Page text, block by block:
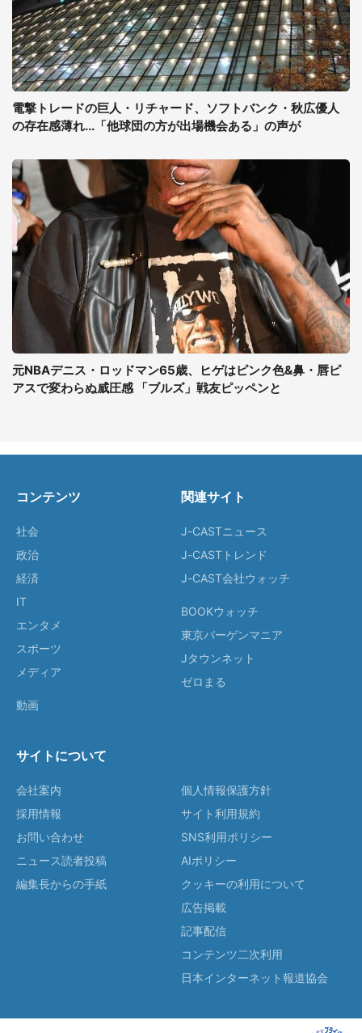
電撃トレードの巨人・リチャード、ソフトバンク・秋広優人
の存在感薄れ...「他球団の方が出場機会ある」の声が
元NBAデニス・ロッドマン65歳、ヒゲはピンク色&鼻・唇ピ
アスで変わらぬ威圧感 「ブルズ」戦友ピッペンと
コンテンツ
社会
政治
経済
IT
エンタメ
スポーツ
メディア
動画
関連サイト
J-CASTニュース
J-CASTトレンド
J-CAST会社ウォッチ
BOOKウォッチ
東京バーゲンマニア
Jタウンネット
ゼロまる
サイトについて
会社案内
採用情報
お問い合わせ
ニュース読者投稿
編集長からの手紙
個人情報保護方針
サイト利用規約
SNS利用ポリシー
AIポリシー
クッキーの利用について
広告掲載
記事配信
コンテンツ二次利用
日本インターネット報道協会